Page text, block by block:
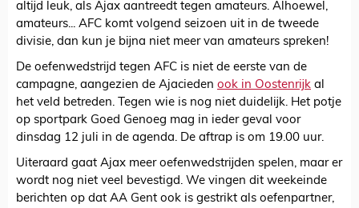
altijd leuk, als Ajax aantreedt tegen amateurs. Alhoewel,
amateurs... AFC komt volgend seizoen uit in de tweede
divisie, dan kun je bijna niet meer van amateurs spreken!
De oefenwedstrijd tegen AFC is niet de eerste van de
campagne, aangezien de Ajacieden ook in Oostenrijk al
het veld betreden. Tegen wie is nog niet duidelijk. Het potje
op sportpark Goed Genoeg mag in ieder geval voor
dinsdag 12 juli in de agenda. De aftrap is om 19.00 uur.
Uiteraard gaat Ajax meer oefenwedstrijden spelen, maar er
wordt nog niet veel bevestigd. We vingen dit weekeinde
berichten op dat AA Gent ook is gestrikt als oefenpartner,